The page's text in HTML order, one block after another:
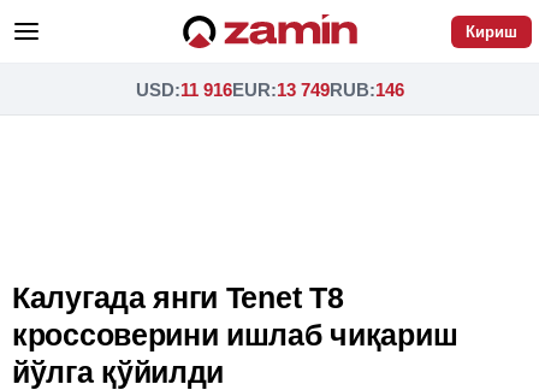
Кириш
USD:11 916EUR:13 749RUB:146
Калугада янги Tenet T8
кроссоверини ишлаб чиқариш
йўлга қўйилди